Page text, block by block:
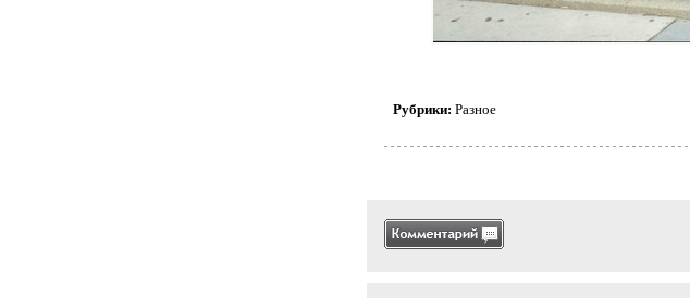
Рубрики: Разное